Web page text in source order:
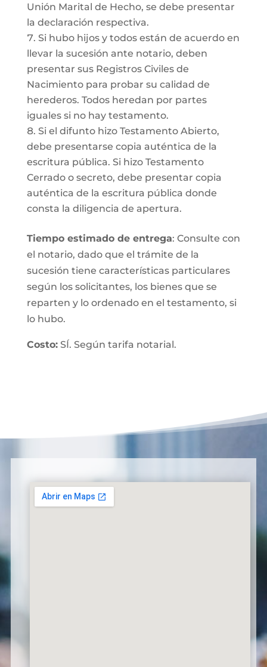
Unión Marital de Hecho, se debe presentar
la declaración respectiva.
Si hubo hijos y todos están de acuerdo en
llevar la sucesión ante notario, deben
presentar sus Registros Civiles de
Nacimiento para probar su calidad de
herederos. Todos heredan por partes
iguales si no hay testamento.
Si el difunto hizo Testamento Abierto,
debe presentarse copia auténtica de la
escritura pública. Si hizo Testamento
Cerrado o secreto, debe presentar copia
auténtica de la escritura pública donde
consta la diligencia de apertura.
Tiempo estimado de entrega: Consulte con
el notario, dado que el trámite de la
sucesión tiene características particulares
según los solicitantes, los bienes que se
reparten y lo ordenado en el testamento, si
lo hubo.
Costo:SÍ. Según tarifa notarial.